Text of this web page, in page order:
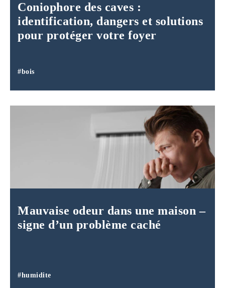
Coniophore des caves :
identification, dangers et solutions
pour protéger votre foyer
#bois
Mauvaise odeur dans une maison –
signe d’un problème caché
#humidite